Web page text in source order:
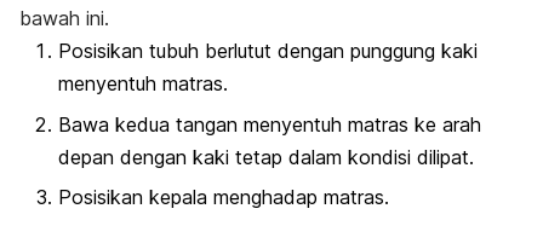
bawah ini.
Posisikan tubuh berlutut dengan punggung kaki
menyentuh matras.
Bawa kedua tangan menyentuh matras ke arah
depan dengan kaki tetap dalam kondisi dilipat.
Posisikan kepala menghadap matras.